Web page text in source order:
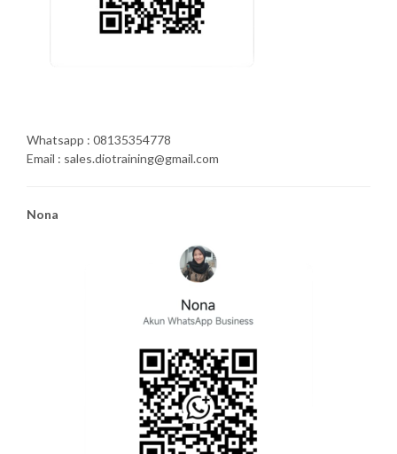
Whatsapp : 08135354778
Email : sales.diotraining@gmail.com
Nona